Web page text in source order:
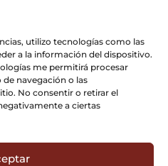
utilizo tecnologías como las
a la información del dispositivo.
me permitirá procesar
navegación o las
No consentir o retirar el
a ciertas